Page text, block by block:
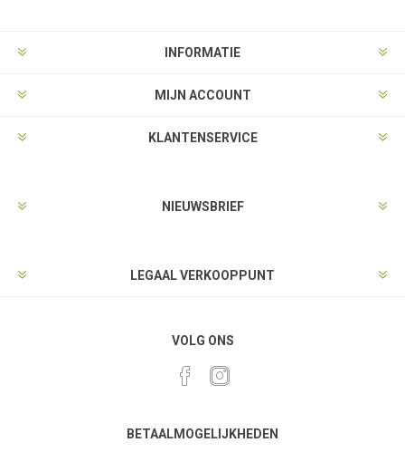
INFORMATIE
MIJN ACCOUNT
KLANTENSERVICE
NIEUWSBRIEF
LEGAAL VERKOOPPUNT
VOLG ONS
BETAALMOGELIJKHEDEN